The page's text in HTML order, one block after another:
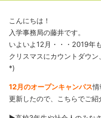
こんにちは！
入学事務局の藤井です。
いよいよ12月・・・2019年
クリスマスにカウントダウ
*)
12月のオープンキャンパス情
更新したので、こちらでご紹